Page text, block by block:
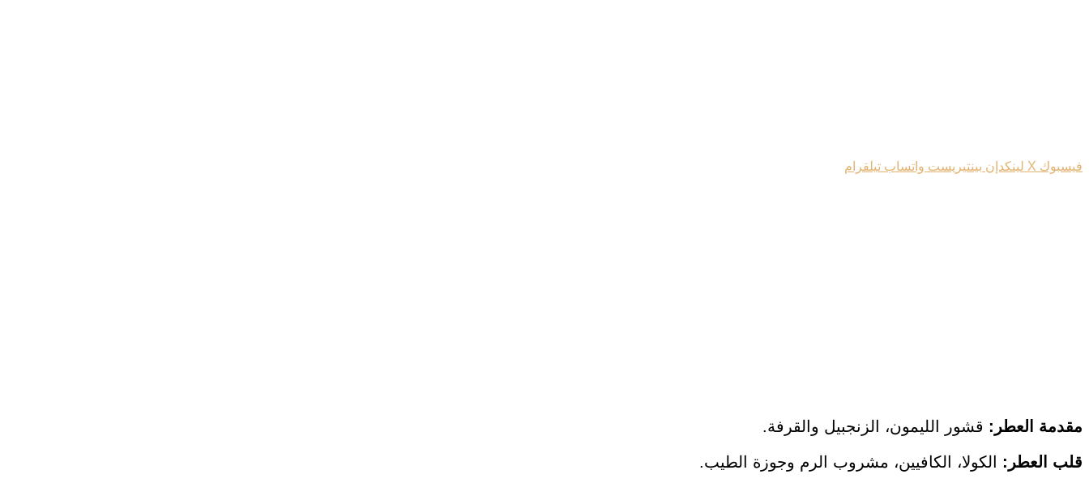
فيسبوك ‫X لينكدإن بينتيريست واتساب تيلقرام
مقدمة العطر: قشور الليمون، الزنجبيل والقرفة.
قلب
العطر:
الكولا، الكافيين، مشروب الرم وجوزة الطيب.